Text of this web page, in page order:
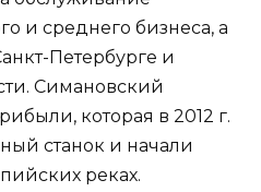
и среднего бизнеса, а
Петербурге и
Симановский
которая в 2012 г.
станок и начали
реках.